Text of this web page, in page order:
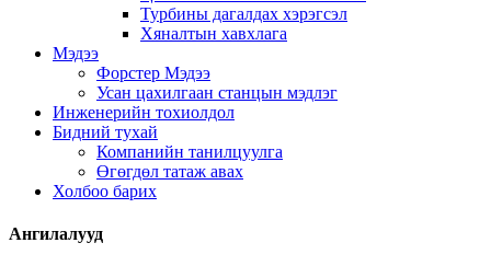
Турбины дагалдах хэрэгсэл
Хяналтын хавхлага
Мэдээ
Форстер Мэдээ
Усан цахилгаан станцын мэдлэг
Инженерийн тохиолдол
Бидний тухай
Компанийн танилцуулга
Өгөгдөл татаж авах
Холбоо барих
Ангилалууд